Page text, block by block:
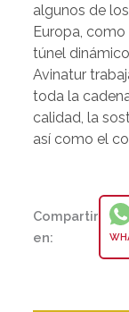
algunos de
Europa,
túnel
Avinatur
toda la
calidad, la
así como el
Compartir
en: